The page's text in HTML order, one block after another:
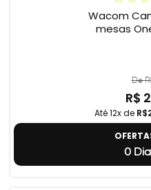
Wacom
mesas
De
R$
Até 12x de
0